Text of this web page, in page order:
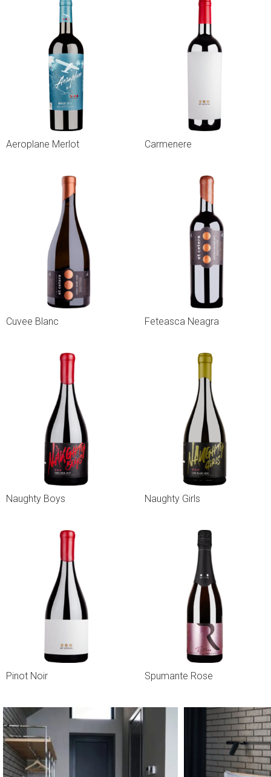
Aeroplane Merlot Carmenere
Cuvee Blanc Feteasca Neagra
Naughty Boys Naughty Girls
Pinot Noir Spumante Rose